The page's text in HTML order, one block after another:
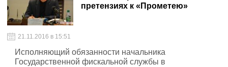
претензиях к «Прометею»
21.11.2016 в 15:51
Исполняющий обязанности начальника
Государственной фискальной службы в